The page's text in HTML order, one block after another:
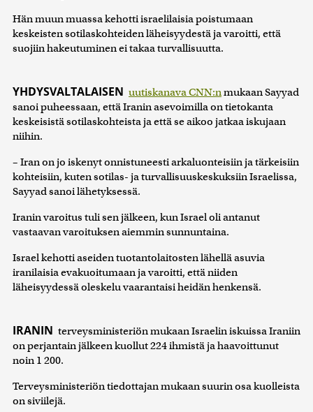
Hän muun muassa kehotti israelilaisia poistumaan
keskeisten sotilaskohteiden läheisyydestä ja varoitti, että
suojiin hakeutuminen ei takaa turvallisuutta.
YHDYSVALTALAISEN uutiskanava CNN:nmukaan Sayyad
sanoi puheessaan, että Iranin asevoimilla on tietokanta
keskeisistä sotilaskohteista ja että se aikoo jatkaa iskujaan
niihin.
– Iran on jo iskenyt onnistuneesti arkaluonteisiin ja tärkeisiin
kohteisiin, kuten sotilas- ja turvallisuuskeskuksiin Israelissa,
Sayyad sanoi lähetyksessä.
Iranin varoitus tuli sen jälkeen, kun Israel oli antanut
vastaavan varoituksen aiemmin sunnuntaina.
Israel kehotti aseiden tuotantolaitosten lähellä asuvia
iranilaisia evakuoitumaan ja varoitti, että niiden
läheisyydessä oleskelu vaarantaisi heidän henkensä.
IRANIN terveysministeriön mukaan Israelin iskuissa Iraniin
on perjantain jälkeen kuollut 224 ihmistä ja haavoittunut
noin 1 200.
Terveysministeriön tiedottajan mukaan suurin osa kuolleista
on siviilejä.